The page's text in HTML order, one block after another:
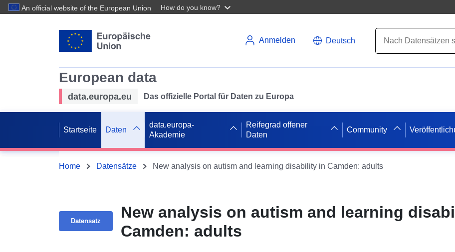
An official website of the European Union How do you know?
Anmelden Deutsch
European data
data.europa.eu Das offizielle Portal für Daten zu Europa
Startseite Daten
data.europa-
Akademie
Reifegrad offener
Daten
Community
Home Datensätze New analysis on autism and learning disability in Camden: adults
Datensatz
New analysis on autism and learning
Camden: adults